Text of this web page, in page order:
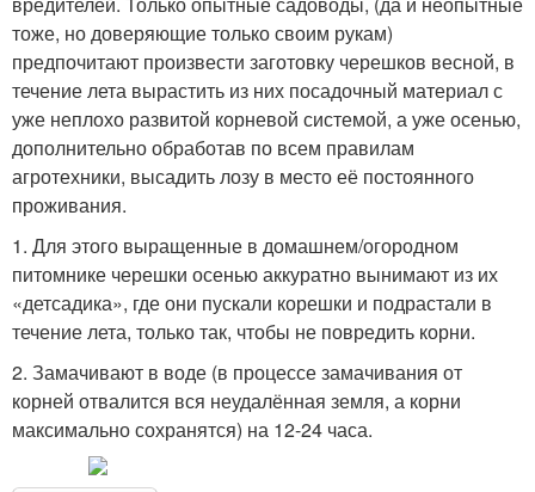
тоже, но доверяющие только своим рукам)
предпочитают произвести заготовку черешков весной, в
течение лета вырастить из них посадочный материал с
уже неплохо развитой корневой системой, а уже осенью,
дополнительно обработав по всем правилам
агротехники, высадить лозу в место её постоянного
проживания.
1. Для этого выращенные в домашнем/огородном
питомнике черешки осенью аккуратно вынимают из их
«детсадика», где они пускали корешки и подрастали в
течение лета, только так, чтобы не повредить корни.
2. Замачивают в воде (в процессе замачивания от
корней отвалится вся неудалённая земля, а корни
максимально сохранятся) на 12-24 часа.